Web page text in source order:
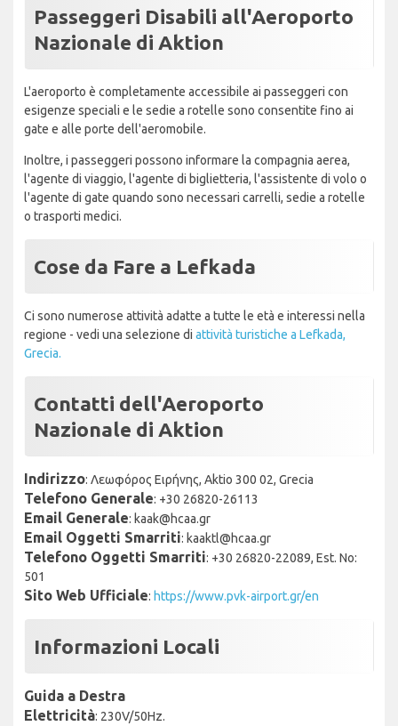
Passeggeri Disabili all'Aeroporto
Nazionale di Aktion
L'aeroporto è completamente accessibile ai passeggeri con
esigenze speciali e le sedie a rotelle sono consentite fino ai
gate e alle porte dell'aeromobile.
Inoltre, i passeggeri possono informare la compagnia aerea,
l'agente di viaggio, l'agente di biglietteria, l'assistente di volo o
l'agente di gate quando sono necessari carrelli, sedie a rotelle
o trasporti medici.
Cose da Fare a Lefkada
Ci sono numerose attività adatte a tutte le età e interessi nella
regione - vedi una selezione di attività turistiche a Lefkada,
Grecia.
Contatti dell'Aeroporto
Nazionale di Aktion
Indirizzo: Λεωφόρος Ειρήνης, Aktio 300 02, Grecia
Telefono Generale: +30 26820-26113
Email Generale: kaak@hcaa.gr
Email Oggetti Smarriti: kaaktl@hcaa.gr
Telefono Oggetti Smarriti: +30 26820-22089, Est. No:
501
Sito Web Ufficiale: https://www.pvk-airport.gr/en
Informazioni Locali
Guida a Destra
Elettricità: 230V/50Hz.